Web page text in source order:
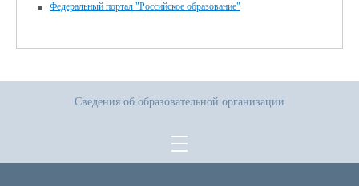
Федеральный портал "Российское образование"
Сведения об образовательной организации